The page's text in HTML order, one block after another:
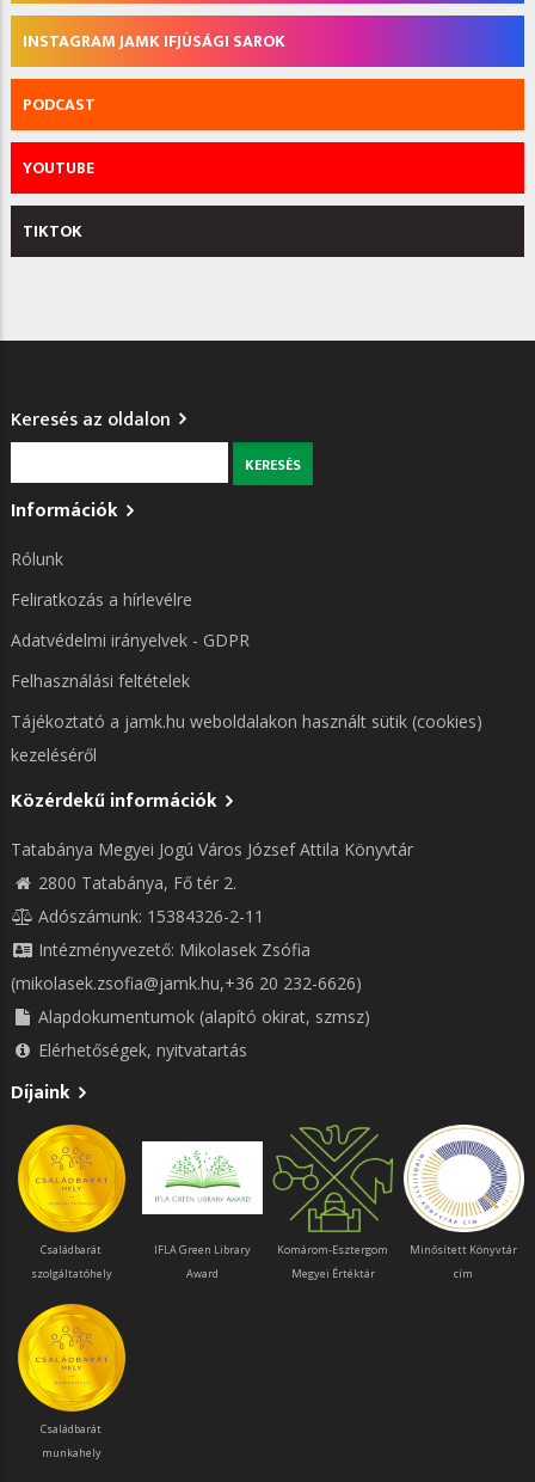
INSTAGRAM JAMK IFJÚSÁGI SAROK
PODCAST
YOUTUBE
TIKTOK
Keresés az oldalon
Információk
Rólunk
Feliratkozás a hírlevélre
Adatvédelmi irányelvek - GDPR
Felhasználási feltételek
Tájékoztató a jamk.hu weboldalakon használt sütik (cookies)
kezeléséről
Közérdekű információk
Tatabánya Megyei Jogú Város József Attila Könyvtár
2800 Tatabánya, Fő tér 2.
Adószámunk: 15384326-2-11
Intézményvezető: Mikolasek Zsófia
(mikolasek.zsofia@jamk.hu,+36 20 232-6626)
Alapdokumentumok (alapító okirat, szmsz)
Elérhetőségek, nyitvatartás
Díjaink
Családbarát
szolgáltatóhely
IFLA Green Library
Award
Komárom-Esztergom
Megyei Értéktár
Minősített Könyvtár
cím
Családbarát
munkahely